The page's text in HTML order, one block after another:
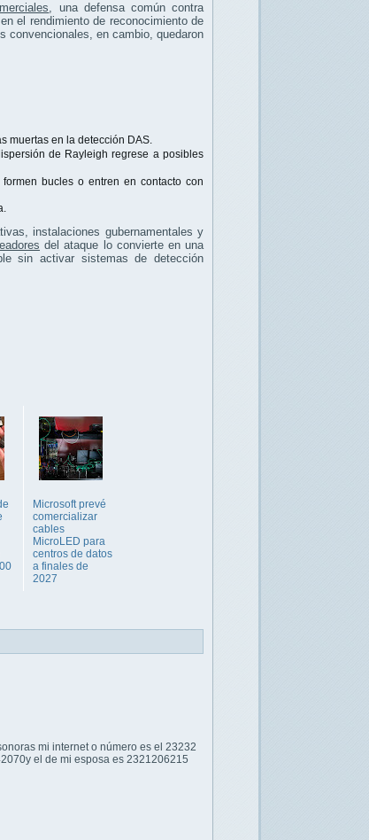
, una defensa común contra
el rendimiento de reconocimiento de
convencionales, en cambio, quedaron
muertas en la detección DAS.
de Rayleigh regrese a posibles
bucles o entren en contacto con
instalaciones gubernamentales y
del ataque lo convierte en una
sin activar sistemas de detección
Microsoft prevé
comercializar
cables
MicroLED para
centros de datos
a finales de
2027
mi internet o número es el 23232
el de mi esposa es 2321206215